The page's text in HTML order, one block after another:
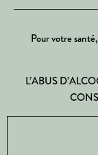
Pour votre
L’ABUS